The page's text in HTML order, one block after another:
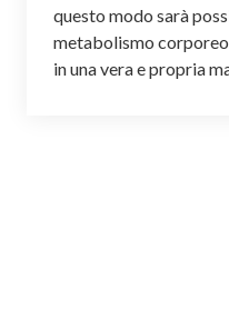
questo modo sarà
metabolismo
in una vera e propria